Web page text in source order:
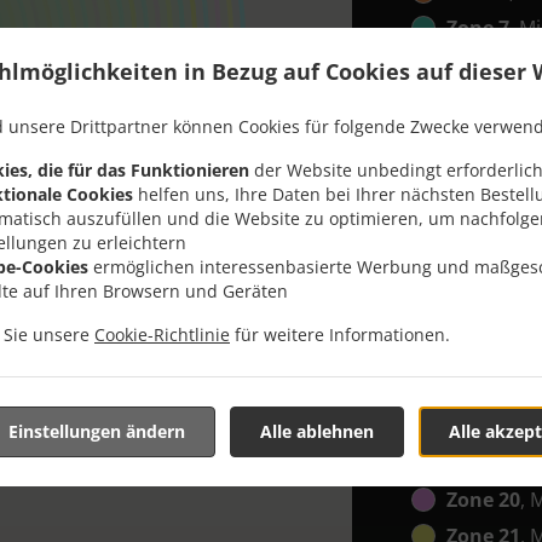
in Bezug auf Cookies auf dieser
unsere Drittpartner können Cookies für folgende Zwecke
die für das Funktionieren der Website unbedingt
Cookies helfen uns, Ihre Daten bei Ihrer nächsten
auszufüllen und die Website zu optimieren, um
zu erleichtern
Cookies ermöglichen interessenbasierte Werbung und
auf Ihren Browsern und Geräten
unsere Cookie-Richtlinie für weitere Informationen.
Alle
Alle ablehnen
Einstellungen ändern
Zone 7,
Zone 8,
,
Zone 10,
Zone 11,
Zone 12,
Zone 14,
Zone 18,
Zone 19,
Zone 20,
Zone 21,